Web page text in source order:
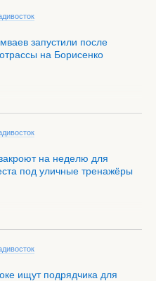
запустили после
на Борисенко
на неделю для
под уличные тренажёры
ищут подрядчика для